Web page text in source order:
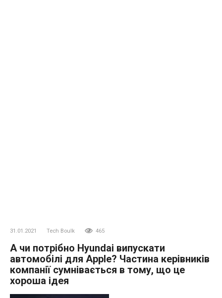
31.01.2021 Tech Boulk 465
А чи потрібно Hyundai випускати
автомобілі для Apple? Частина керівників
компанії сумнівається в тому, що це
хороша ідея